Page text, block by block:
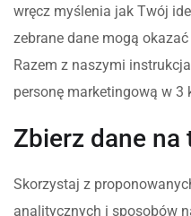
wręcz myślenia jak Twój
zebrane dane mogą
Razem z naszymi
personę marketingową w 3
Zbierz dane
Skorzystaj z
analitycznych i sposobów